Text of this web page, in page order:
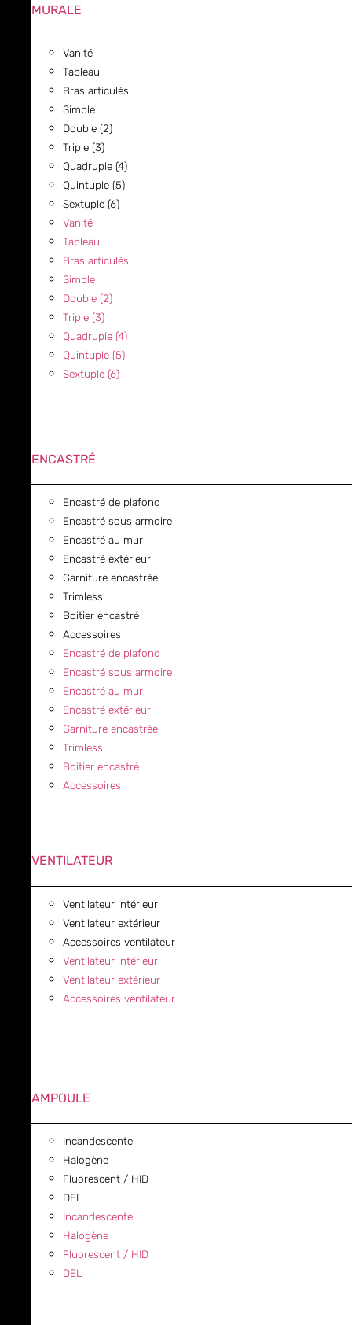
MURALE
Vanité
Tableau
Bras articulés
Simple
Double (2)
Triple (3)
Quadruple (4)
Quintuple (5)
Sextuple (6)
Vanité
Tableau
Bras articulés
Simple
Double (2)
Triple (3)
Quadruple (4)
Quintuple (5)
Sextuple (6)
ENCASTRÉ
Encastré de plafond
Encastré sous armoire
Encastré au mur
Encastré extérieur
Garniture encastrée
Trimless
Boitier encastré
Accessoires
Encastré de plafond
Encastré sous armoire
Encastré au mur
Encastré extérieur
Garniture encastrée
Trimless
Boitier encastré
Accessoires
VENTILATEUR
Ventilateur intérieur
Ventilateur extérieur
Accessoires ventilateur
Ventilateur intérieur
Ventilateur extérieur
Accessoires ventilateur
AMPOULE
Incandescente
Halogène
Fluorescent / HID
DEL
Incandescente
Halogène
Fluorescent / HID
DEL